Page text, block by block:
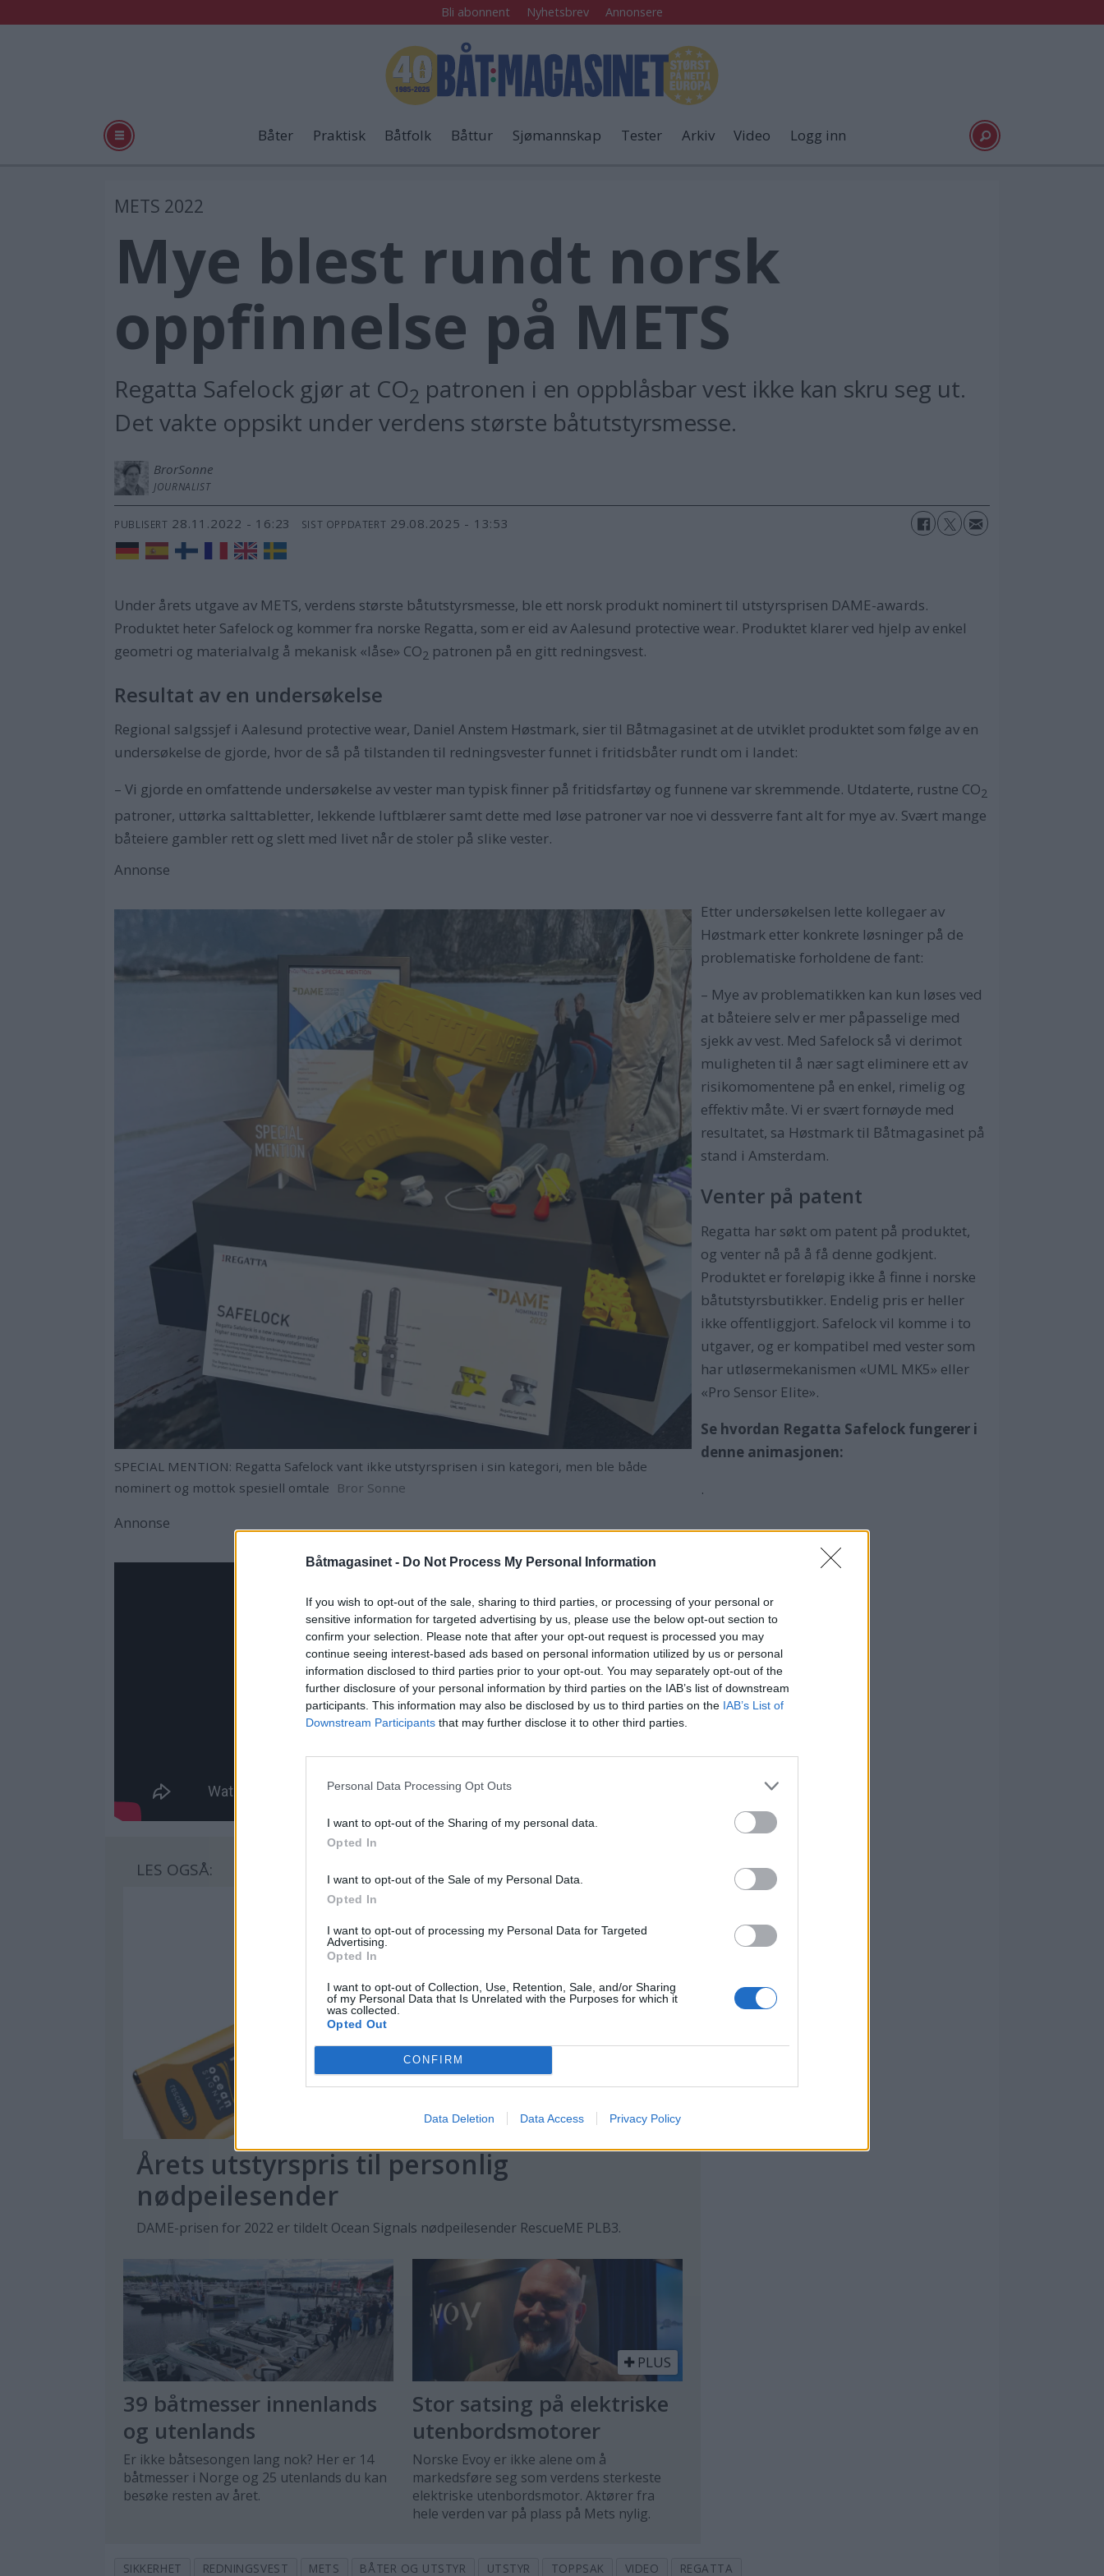
Båtmagasinet - Do Not Process My Personal Information
If you wish to opt-out of the sale, sharing to third parties, or processing of your personal or
sensitive information for targeted advertising by us, please use the below opt-out section to
confirm your selection. Please note that after your opt-out request is processed you may
continue seeing interest-based ads based on personal information utilized by us or personal
information disclosed to third parties prior to your opt-out. You may separately opt-out of the
further disclosure of your personal information by third parties on the IAB’s list of downstream
participants. This information may also be disclosed by us to third parties on the IAB’s List of
Downstream Participants that may further disclose it to other third parties.
Personal Data Processing Opt Outs
I want to opt-out of the Sharing of my personal data.
Opted In
I want to opt-out of the Sale of my Personal Data.
Opted In
I want to opt-out of processing my Personal Data for Targeted
Advertising.
Opted In
I want to opt-out of Collection, Use, Retention, Sale, and/or Sharing
of my Personal Data that Is Unrelated with the Purposes for which it
was collected.
Opted Out
CONFIRM
Data Deletion Data Access Privacy Policy
Bli abonnent Nyhetsbrev Annonsere
Båter Praktisk Båtfolk Båttur Sjømannskap Tester Arkiv Video Logg inn
METS 2022
Mye blest rundt norsk
oppfinnelse på METS
Regatta Safelock gjør at CO2 patronen i en oppblåsbar vest ikke kan skru seg ut.
Det vakte oppsikt under verdens største båtutstyrsmesse.
BrorSonne
JOURNALIST
PUBLISERT 28.11.2022 - 16:23 SIST OPPDATERT 29.08.2025 - 13:53
Under årets utgave av METS, verdens største båtutstyrsmesse, ble ett norsk produkt nominert til utstyrsprisen DAME-awards.
Produktet heter Safelock og kommer fra norske Regatta, som er eid av Aalesund protective wear. Produktet klarer ved hjelp av enkel
geometri og materialvalg å mekanisk «låse» CO2 patronen på en gitt redningsvest.
Resultat av en undersøkelse
Regional salgssjef i Aalesund protective wear, Daniel Anstem Høstmark, sier til Båtmagasinet at de utviklet produktet som følge av en
undersøkelse de gjorde, hvor de så på tilstanden til redningsvester funnet i fritidsbåter rundt om i landet:
– Vi gjorde en omfattende undersøkelse av vester man typisk finner på fritidsfartøy og funnene var skremmende. Utdaterte, rustne CO2
patroner, uttørka salttabletter, lekkende luftblærer samt dette med løse patroner var noe vi dessverre fant alt for mye av. Svært mange
båteiere gambler rett og slett med livet når de stoler på slike vester.
Annonse
SPECIAL MENTION: Regatta Safelock vant ikke utstyrsprisen i sin kategori, men ble både
nominert og mottok spesiell omtale Bror Sonne
Etter undersøkelsen lette kollegaer av
Høstmark etter konkrete løsninger på de
problematiske forholdene de fant:
– Mye av problematikken kan kun løses ved
at båteiere selv er mer påpasselige med
sjekk av vest. Med Safelock så vi derimot
muligheten til å nær sagt eliminere ett av
risikomomentene på en enkel, rimelig og
effektiv måte. Vi er svært fornøyde med
resultatet, sa Høstmark til Båtmagasinet på
stand i Amsterdam.
Venter på patent
Regatta har søkt om patent på produktet,
og venter nå på å få denne godkjent.
Produktet er foreløpig ikke å finne i norske
båtutstyrsbutikker. Endelig pris er heller
ikke offentliggjort. Safelock vil komme i to
utgaver, og er kompatibel med vester som
har utløsermekanismen «UML MK5» eller
«Pro Sensor Elite».
Annonse
Se hvordan Regatta Safelock fungerer i
denne animasjonen:
.
LES OGSÅ:
Årets utstyrspris til personlig
nødpeilesender
DAME-prisen for 2022 er tildelt Ocean Signals nødpeilesender RescueME PLB3.
39 båtmesser innenlands
og utenlands
Er ikke båtsesongen lang nok? Her er 14
båtmesser i Norge og 25 utenlands du kan
besøke resten av året.
PLUS
Stor satsing på elektriske
utenbordsmotorer
Norske Evoy er ikke alene om å
markedsføre seg som verdens sterkeste
elektriske utenbordsmotor. Aktører fra
hele verden var på plass på Mets nylig.
SIKKERHET REDNINGSVEST METS BÅTER OG UTSTYR UTSTYR TOPPSAK VIDEO REGATTA